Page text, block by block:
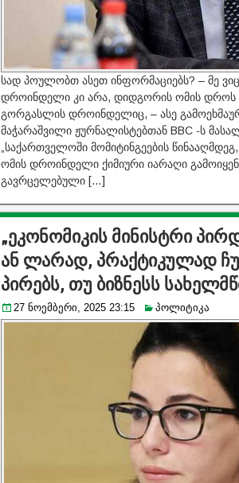
სად პოულობთ ასეთ ინფორმაციებს? – მე
დროინდელი კი არა, დიდგორის ომის დროს
გორგასლის დროინდელიც, – ასე
მაჭარაშვილი ჟურნალისტებთან BBC -ს
„საქართველოში მომიტინგეების
ომის დროინდელი ქიმიური იარაღი
გავრცელებული […]
„ეკონომიკის მინისტრი
ან ლარად, პრაქტიკულად
პირებს, თუ ბიზნესს
27 ნოემბერი, 2025 23:15 პოლიტიკა